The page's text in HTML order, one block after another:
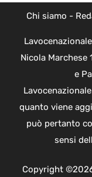
Chi siamo -
Nicola Marchese
e
quanto viene
può pertanto
sensi
Copyright